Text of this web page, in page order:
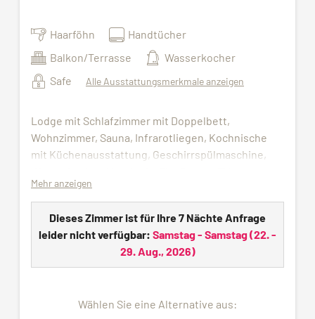
Haarföhn
Handtücher
Balkon/Terrasse
Wasserkocher
Safe
Alle Ausstattungsmerkmale anzeigen
Lodge mit Schlafzimmer mit Doppelbett,
Wohnzimmer, Sauna, Infrarotliegen, Kochnische
mit Küchenausstattung, Geschirrspülmaschine,
und Badezimmer mit Dusche, WC und Föhn.
Sie können die Wellness Bag mit Bademantel und
Saunatüchern im Wellnessbereich abholen​
(während des Aufenthalts bereitgestellt).
Bettwäsche, Handtücher und Endreinigung
Hallenbad, Sauna und Fitnessraum.
Mehr anzeigen
Dieses Zimmer ist für Ihre 7 Nächte Anfrage
leider nicht verfügbar: Samstag - Samstag(22. -
29. Aug., 2026)
Wählen Sie eine Alternative aus: